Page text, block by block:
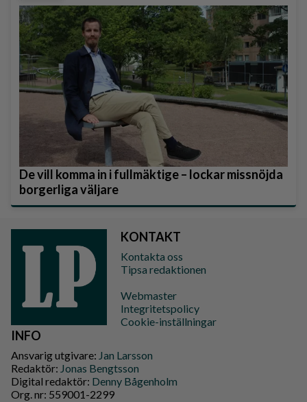
De vill komma in i fullmäktige – lockar missnöjda
borgerliga väljare
KONTAKT
Kontakta oss
Tipsa redaktionen
Webmaster
Integritetspolicy
Cookie-inställningar
INFO
Ansvarig utgivare: Jan Larsson
Redaktör: Jonas Bengtsson
Digital redaktör: Denny Bågenholm
Org. nr: 559001-2299